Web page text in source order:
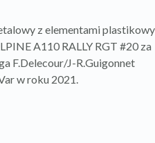
z elementami
A110 RALLY RGT #20 za
F.Delecour/J-R.Guigonnet
w roku 2021.